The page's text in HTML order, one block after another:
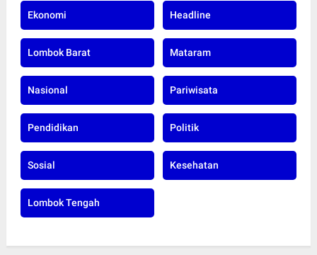
Ekonomi Headline
Lombok Barat Mataram
Nasional Pariwisata
Pendidikan Politik
Sosial Kesehatan
Lombok Tengah